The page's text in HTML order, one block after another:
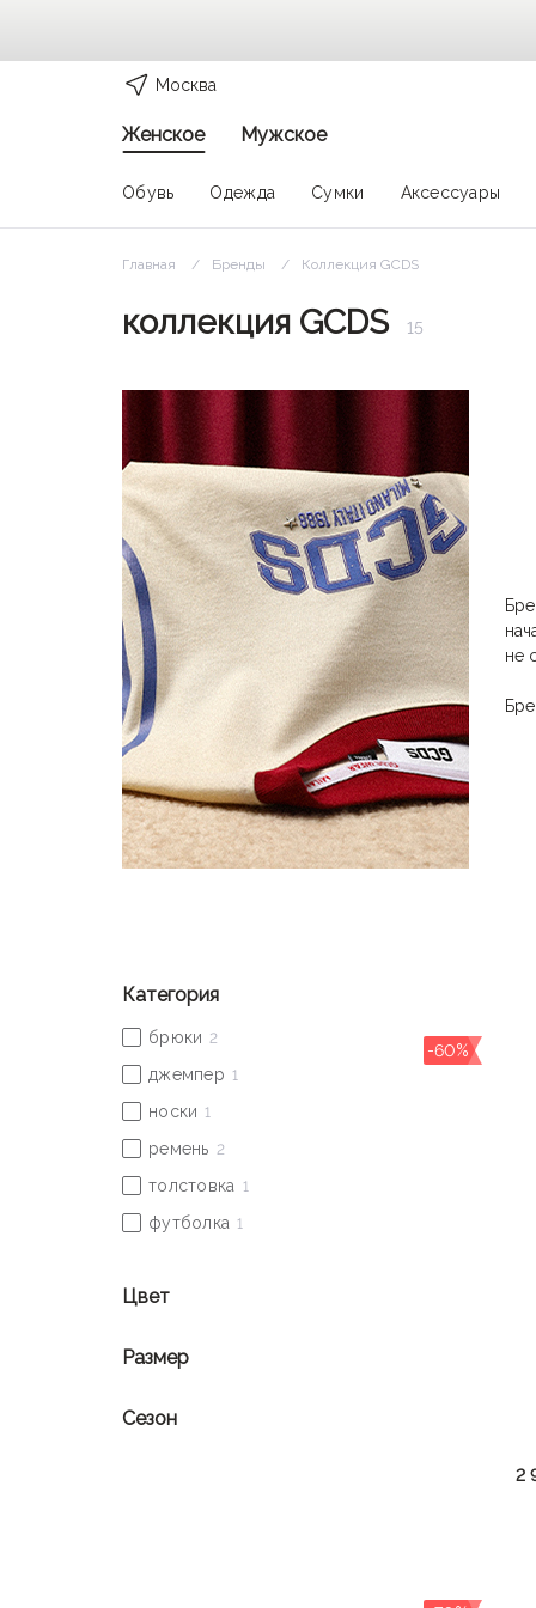
Главная Бренды Коллекция GCDS
коллекция GCDS 15
не
-60%
2
Категория
Цвет
Размер
Сезон
Москва
Женское Мужское
Обувь Одежда Сумки Аксессуары